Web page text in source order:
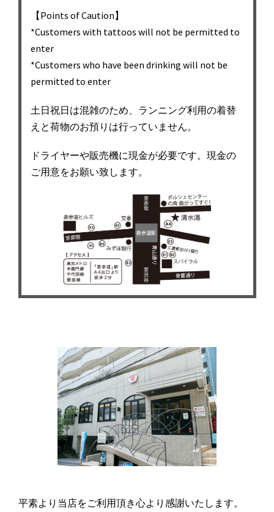
【Points of Caution】
*Customers with tattoos will not be permitted to
enter
*Customers who have been drinking will not be
permitted to enter
土日祝日は混雑のため、ランニング利用の着替
えと荷物のお預りは行っていません。
ドライヤーや販売機に現金が必要です。現金の
ご用意をお願い致します。
平素より当店をご利用頂き心より感謝いたします。